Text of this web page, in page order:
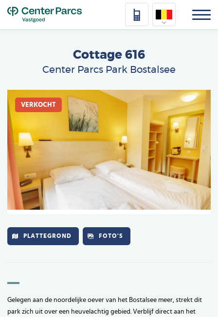
Deutsch
Vlaams
Cottage 616
Center Parcs Park Bostalsee
VERKOCHT
Afbeelding
PLATTEGROND FOTO'S
Gelegen aan de noordelijke oever van het Bostalsee meer, strekt dit
park zich uit over een heuvelachtig gebied. Verblijf direct aan het